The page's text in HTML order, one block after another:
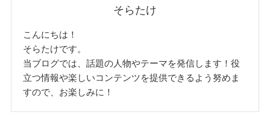
そらたけ
こんにちは！
そらたけです。
当ブログでは、話題の人物やテーマを発信します！役
立つ情報や楽しいコンテンツを提供できるよう努めま
すので、お楽しみに！